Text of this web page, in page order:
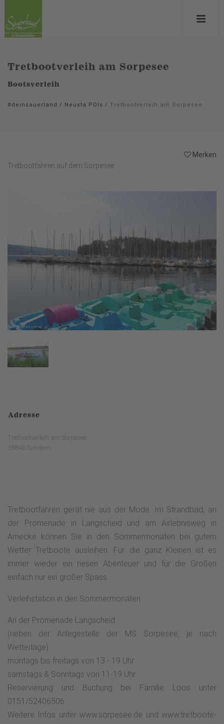
Tretbootverleih am Sorpesee
Bootsverleih
#deinsauerland / Neusta POIs / Tretbootverleih am Sorpesee
Merken
Tretbootfahren auf dem Sorpesee
Adresse
Tretbootverleih am Sorpesee
59846 Sundern
Tretbootfahren gerät nie aus der Mode. Im Strandbad, an
der Promenade in Langscheid und am Airlebnisweg in
Amecke können Sie in den Sommermonaten bei gutem
Wetter Tretboote ausleihen. Für die ganz Kleinen ist es
immer wieder ein riesen Abenteuer und für die Großen
einfach nur ein großer Spass.
Verleihstation in den Sommermonaten:
An der Promenade Langscheid
(neben der Anlegestelle der MS Sorpesee, je nach
Wetterlage)
montags bis freitags von 13 - 19 Uhr
samstags & Sonntags von 11-19 Uhr
Reservierung und Buchung bei Familie Loos unter
0151/52406506
Weitere Infos unter www.sorpesee.de und www.tretboote-